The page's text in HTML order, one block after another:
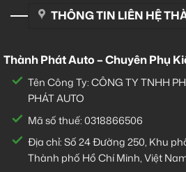
THÔNG TIN LIÊN HỆ
Thành Phát Auto – Chuyên Phụ
Tên Công Ty: CÔNG TY TNHH
PHÁT AUTO
Mã số thuế: 0318866506
Địa chỉ: Số 24 Đường 250, Khu
Thành phố Hồ Chí Minh, Việt